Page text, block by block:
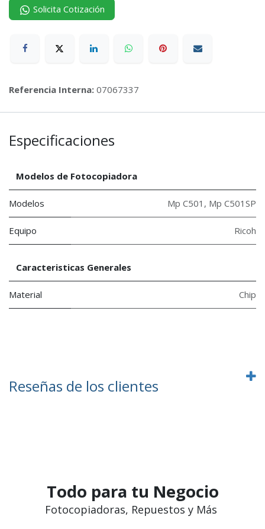
Solicita Cotización
Referencia Interna: 07067337
Especificaciones
Modelos de Fotocopiadora
Modelos Mp C501 , Mp C501SP
Equipo Ricoh
Caracteristicas Generales
Material Chip
Reseñas de los clientes
Todo para tu Negocio
Fotocopiadoras, Repuestos y Más